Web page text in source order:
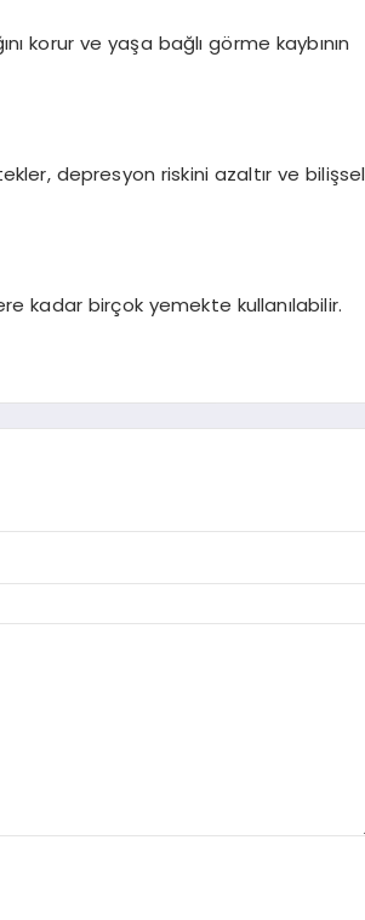
korur ve yaşa bağlı görme kaybının
depresyon riskini azaltır ve bilişsel
kadar birçok yemekte kullanılabilir.